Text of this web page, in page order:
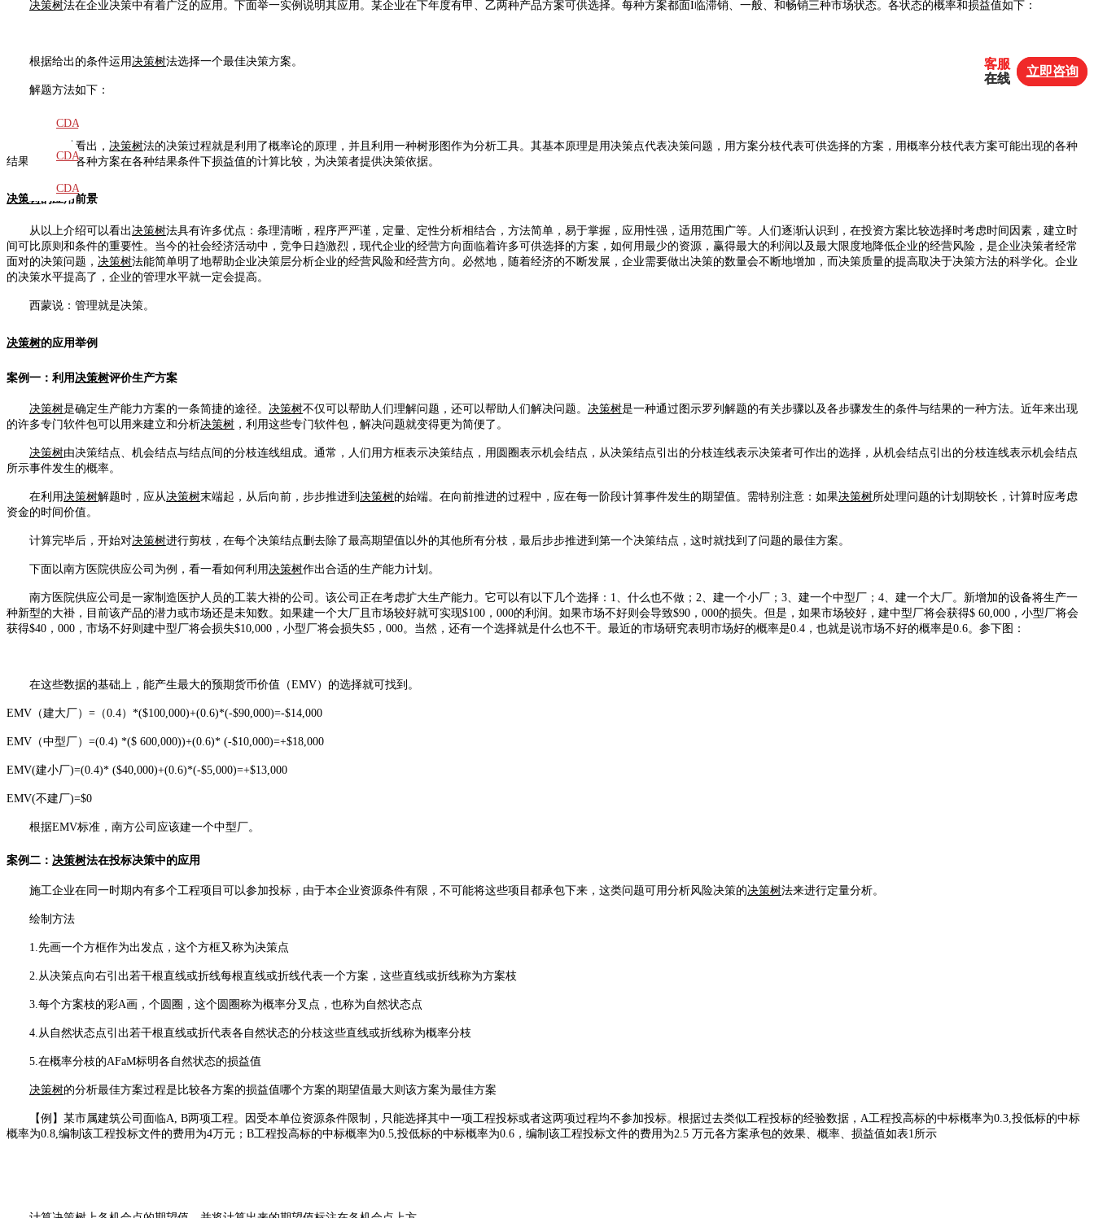
决策树法在企业决策中有着广泛的应用。下面举一实例说明其应用。某企业在下年度有甲、乙两种产品方案可供选择。每种方案都面I临滞销、一般、和畅销三种市场状态。各状态的概率和损益值如下：
根据给出的条件运用 决策树法选择一个最佳决策方案。
解题方法如下：
由此可以看出， 决策树法的决策过程就是利用了概率论的原理，并且利用一种树形图作为分析工具。其基本原理是用决策点代表决策问题，用方案分枝代表可供选择的方案，用概率分枝代表方案可能出现的各种
结果，经过对各种方案在各种结果条件下损益值的计算比较，为决策者提供决策依据。
决策树的应用前景
从以上介绍可以看出决策树法具有许多优点：条理清晰，程序严严谨，定量、定性分析相结合，方法简单，易于掌握，应用性强，适用范围广等。人们逐渐认识到，在投资方案比较选择时考虑时间因素，建立时
间可比原则和条件的重要性。当今的社会经济活动中，竞争日趋激烈，现代企业的经营方向面临着许多可供选择的方案，如何用最少的资源，赢得最大的利润以及最大限度地降低企业的经营风险，是企业决策者经常
面对的决策问题， 决策树法能简单明了地帮助企业决策层分析企业的经营风险和经营方向。必然地，随着经济的不断发展，企业需要做出决策的数量会不断地增加，而决策质量的提高取决于决策方法的科学化。企业
的决策水平提高了，企业的管理水平就一定会提高。
西蒙说：管理就是决策。
决策树的应用举例
案例一：利用决策树评价生产方案
决策树是确定生产能力方案的一条简捷的途径。 决策树不仅可以帮助人们理解问题，还可以帮助人们解决问题。 决策树是一种通过图示罗列解题的有关步骤以及各步骤发生的条件与结果的一种方法。近年来出现
的许多专门软件包可以用来建立和分析决策树 ，利用这些专门软件包，解决问题就变得更为简便了。
决策树由决策结点、机会结点与结点间的分枝连线组成。通常，人们用方框表示决策结点，用圆圈表示机会结点，从决策结点引出的分枝连线表示决策者可作出的选择，从机会结点引出的分枝连线表示机会结点
所示事件发生的概率。
在利用 决策树解题时，应从 决策树末端起，从后向前，步步推进到 决策树的始端。在向前推进的过程中，应在每一阶段计算事件发生的期望值。需特别注意：如果决策树所处理问题的计划期较长，计算时应考虑
资金的时间价值。
计算完毕后，开始对决策树进行剪枝，在每个决策结点删去除了最高期望值以外的其他所有分枝，最后步步推进到第一个决策结点，这时就找到了问题的最佳方案。
下面以南方医院供应公司为例，看一看如何利用 决策树作出合适的生产能力计划。
南方医院供应公司是一家制造医护人员的工装大褂的公司。该公司正在考虑扩大生产能力。它可以有以下几个选择：1、什么也不做；2、建一个小厂；3、建一个中型厂；4、建一个大厂。新增加的设备将生产一
种新型的大褂，目前该产品的潜力或市场还是未知数。如果建一个大厂且市场较好就可实现$100，000的利润。如果市场不好则会导致$90，000的损失。但是，如果市场较好，建中型厂将会获得$ 60,000，小型厂将会
获得$40，000，市场不好则建中型厂将会损失$10,000，小型厂将会损失$5，000。当然，还有一个选择就是什么也不干。最近的市场研究表明市场好的概率是0.4，也就是说市场不好的概率是0.6。参下图：
在这些数据的基础上，能产生最大的预期货币价值（EMV）的选择就可找到。
EMV（建大厂）=（0.4）*($100,000)+(0.6)*(-$90,000)=-$14,000
EMV（中型厂）=(0.4) *($ 600,000))+(0.6)* (-$10,000)=+$18,000
EMV(建小厂)=(0.4)* ($40,000)+(0.6)*(-$5,000)=+$13,000
EMV(不建厂)=$0
根据EMV标准，南方公司应该建一个中型厂。
案例二： 决策树法在投标决策中的应用
施工企业在同一时期内有多个工程项目可以参加投标，由于本企业资源条件有限，不可能将这些项目都承包下来，这类问题可用分析风险决策的决策树法来进行定量分析。
绘制方法
1.先画一个方框作为出发点，这个方框又称为决策点
2.从决策点向右引出若干根直线或折线每根直线或折线代表一个方案，这些直线或折线称为方案枝
3.每个方案枝的彩A画，个圆圈，这个圆圈称为概率分叉点，也称为自然状态点
4.从自然状态点引出若干根直线或折代表各自然状态的分枝这些直线或折线称为概率分枝
5.在概率分枝的AFaM标明各自然状态的损益值
决策树的分析最佳方案过程是比较各方案的损益值哪个方案的期望值最大则该方案为最佳方案
【例】某市属建筑公司面临A, B两项工程。因受本单位资源条件限制，只能选择其中一项工程投标或者这两项过程均不参加投标。根据过去类似工程投标的经验数据，A工程投高标的中标概率为0.3,投低标的中标
概率为0.8,编制该工程投标文件的费用为4万元；B工程投高标的中标概率为0.5,投低标的中标概率为0.6，编制该工程投标文件的费用为2.5 万元各方案承包的效果、概率、损益值如表1所示
CDA
教材
CDA
题库
CDA
客服
在线
立即咨询
客服
在线
立即咨询